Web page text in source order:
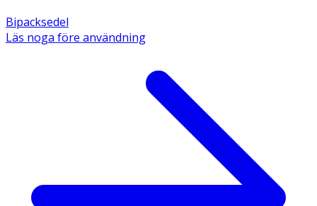
Bipacksedel
Läs noga före användning